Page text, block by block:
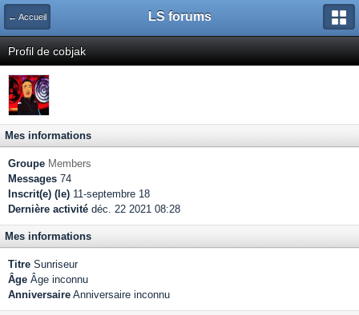
← Accueil LS forums
Profil de cobjak
Mes informations
Groupe Members
Messages 74
Inscrit(e) (le) 11-septembre 18
Dernière activité déc. 22 2021 08:28
Mes informations
Titre Sunriseur
Âge Âge inconnu
Anniversaire Anniversaire inconnu